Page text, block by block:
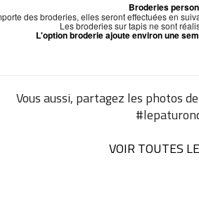
Broderies
des broderies, elles seront effectuées en
Les broderies sur tapis ne sont
L'option broderie ajoute environ une
Vous aussi, partagez les photos
VOIR TOUTES